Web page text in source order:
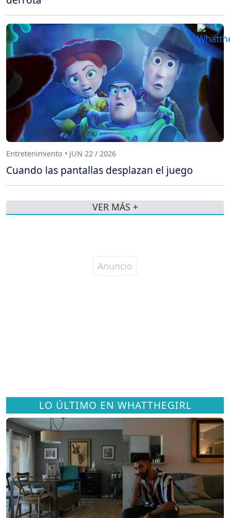
LO ÚLTIMO EN WHATTHEGIRL
Entretenimiento • JUN 22 / 2026
Cuando las pantallas desplazan el juego
VER MÁS +